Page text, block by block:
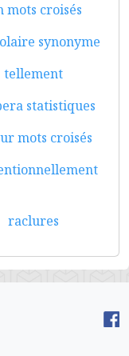
mots croisés
synonyme
tellement
statistiques
mots croisés
raclures